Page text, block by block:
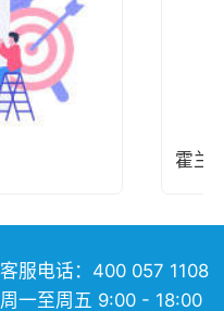
霍兰
客服电话：400 057 1108
周一至周五 9:00 - 18:00